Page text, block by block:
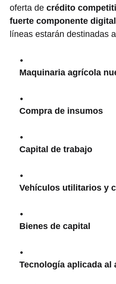
oferta de crédito
fuerte componente digital
líneas estarán destinadas
Maquinaria agrícola
Compra de insumos
Capital de trabajo
Vehículos utilitarios y
Bienes de capital
Tecnología aplicada al